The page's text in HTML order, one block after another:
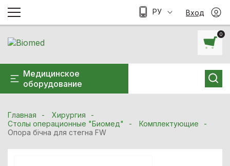
0
Медицинское
оборудование
РУ Вход
Главная
Хирургия
Столы операционные "Биомед"
Комплектующие
Опора бічна для стегна FW